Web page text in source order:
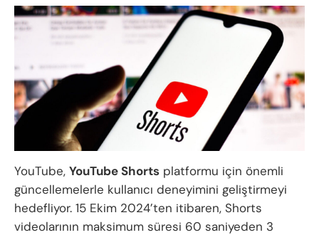
YouTube, YouTube Shorts platformu için önemli
güncellemelerle kullanıcı deneyimini geliştirmeyi
hedefliyor. 15 Ekim 2024’ten itibaren, Shorts
videolarının maksimum süresi 60 saniyeden 3